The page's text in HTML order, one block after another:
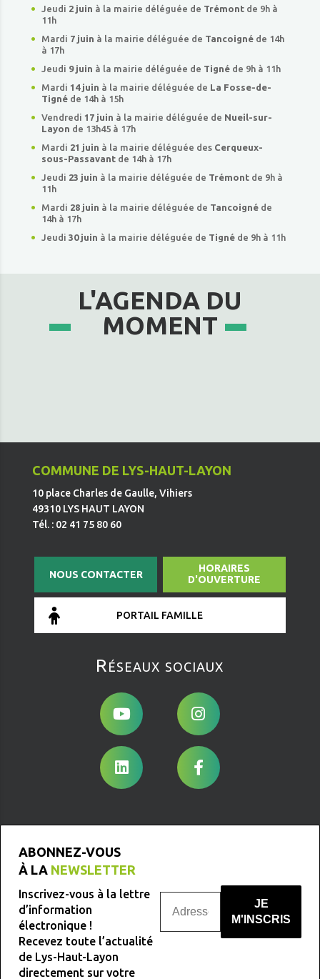
Jeudi 2 juin à la mairie déléguée de Trémontde 9h à
11h
Mardi 7 juin à la mairie déléguée de Tancoignéde 14h
à 17h
Jeudi 9 juin à la mairie déléguée de Tignéde 9h à 11h
Mardi 14 juin à la mairie déléguée de La Fosse-de-
Tignéde 14h à 15h
Vendredi 17 juin à la mairie déléguée de Nueil-sur-
Layon de 13h45 à 17h
Mardi 21 juin à la mairie déléguée des Cerqueux-
sous-Passavantde 14h à 17h
Jeudi 23 juin à la mairie déléguée de Trémontde 9h à
11h
Mardi 28 juin à la mairie déléguée de Tancoignéde
14h à 17h
Jeudi 30 juin à la mairie déléguée de Tignéde 9h à 11h
L'AGENDA DU
MOMENT
COMMUNE DE LYS-HAUT-LAYON
10 place Charles de Gaulle, Vihiers
49310 LYS HAUT LAYON
Tél. : 02 41 75 80 60
NOUS CONTACTER
HORAIRES
D'OUVERTURE
PORTAIL FAMILLE
Réseaux sociaux
ABONNEZ-VOUS
À LA NEWSLETTER
Inscrivez-vous à la lettre
d’information
électronique !
Recevez toute l’actualité
de Lys-Haut-Layon
directement sur votre